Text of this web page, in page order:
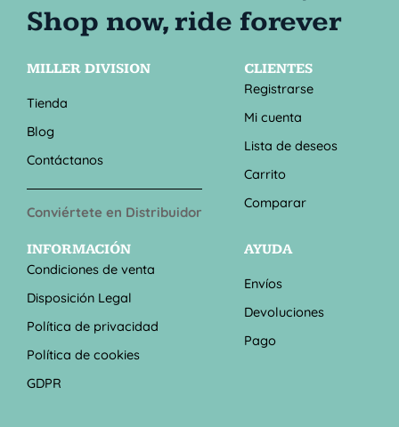
MILLER DIVISION
Tienda
Blog
Contáctanos
Conviértete en Distribuidor
CLIENTES
Registrarse
Mi cuenta
Lista de deseos
Carrito
Comparar
INFORMACIÓN
Condiciones de venta
Disposición Legal
Política de privacidad
Política de cookies
GDPR
AYUDA
Envíos
Devoluciones
Pago